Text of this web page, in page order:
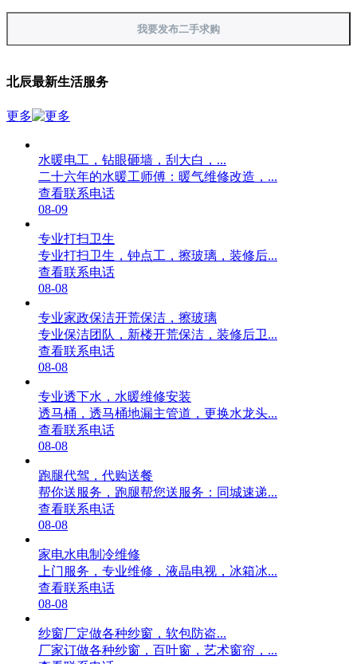
我要发布二手求购
北辰最新生活服务
更多
水暖电工，钻眼砸墙，刮大白，...
二十六年的水暖工师傅：暖气维修改造，...
查看联系电话
08-09
专业打扫卫生
专业打扫卫生，钟点工，擦玻璃，装修后...
查看联系电话
08-08
专业家政保洁开荒保洁，擦玻璃
专业保洁团队，新楼开荒保洁，装修后卫...
查看联系电话
08-08
专业透下水，水暖维修安装
透马桶，透马桶地漏主管道，更换水龙头...
查看联系电话
08-08
跑腿代驾，代购送餐
帮你送服务，跑腿帮您送服务：同城速递...
查看联系电话
08-08
家电水电制冷维修
上门服务，专业维修，液晶电视，冰箱冰...
查看联系电话
08-08
纱窗厂定做各种纱窗，软包防盗...
厂家订做各种纱窗，百叶窗，艺术窗帘，...